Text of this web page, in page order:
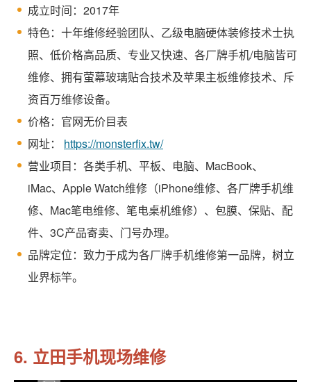
成立时间：2017年
特色：十年维修经验团队、乙级电脑硬体装修技术士执
照、低价格高品质、专业又快速、各厂牌手机/电脑皆可
维修、拥有萤幕玻璃贴合技术及苹果主板维修技术、斥
资百万维修设备。
价格：官网无价目表
网址： https://monsterfix.tw/
营业项目：各类手机、平板、电脑、MacBook、
iMac、Apple Watch维修（iPhone维修、各厂牌手机维
修、Mac笔电维修、笔电桌机维修）、包膜、保贴、配
件、3C产品寄卖、门号办理。
品牌定位：致力于成为各厂牌手机维修第一品牌，树立
业界标竿。
6. 立田手机现场维修